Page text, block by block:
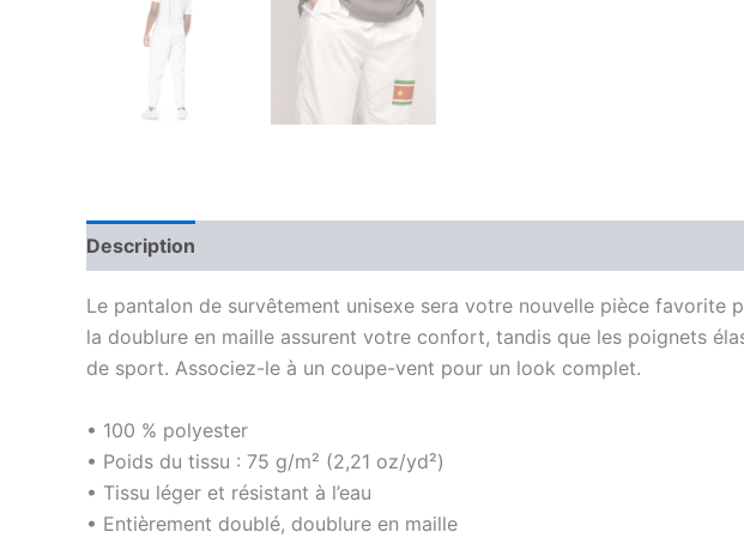
Description
Le pantalon de survêtement unisexe sera votre nouvelle pièce favorite
la doublure en maille assurent votre confort, tandis que les poignets
de sport. Associez-le à un coupe-vent pour un look complet.
• 100 % polyester
• Poids du tissu : 75 g/m² (2,21 oz/yd²)
• Tissu léger et résistant à l’eau
• Entièrement doublé, doublure en maille